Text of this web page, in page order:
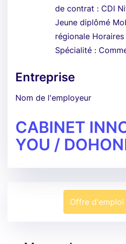
de contrat : CDI
Jeune diplômé
régionale
Spécialité :
Entreprise
Nom de l'employeur
CABINET
YOU /
Offre d'emploi